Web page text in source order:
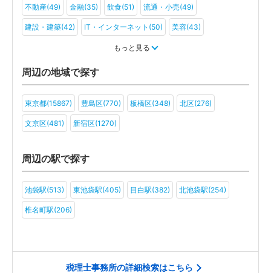
不動産(49) 金融(35) 飲食(51) 流通・小売(49)
建設・建築(42) IT・インターネット(50) 美容(43)
教育(36)
旅行・ホテル(34) アミューズメント・レジャー(35)
ファンド(13) 社会福祉法人(16) 医療法人(25) ＮＰＯ法人(15)
学校法人(12) 一般社団法人(22) その他(20)
もっと見る
周辺の地域で探す
東京都(15867) 豊島区(770) 板橋区(348) 北区(276)
文京区(481) 新宿区(1270)
周辺の駅で探す
池袋駅(513) 東池袋駅(405) 目白駅(382) 北池袋駅(254)
椎名町駅(206)
税理士事務所の詳細検索はこちら